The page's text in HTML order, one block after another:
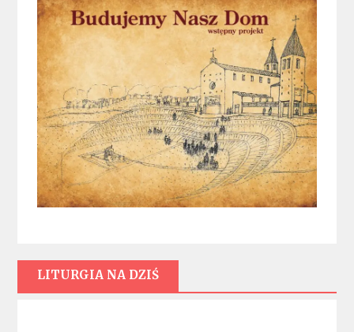
LITURGIA NA DZIŚ